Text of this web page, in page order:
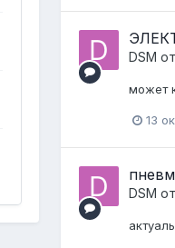
DSM
может
13
DSM